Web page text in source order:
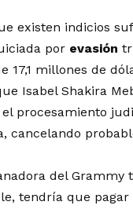
existen indicios
por evasión
17,1 millones de
Isabel Shakira
procesamiento
cancelando
del
tendría que